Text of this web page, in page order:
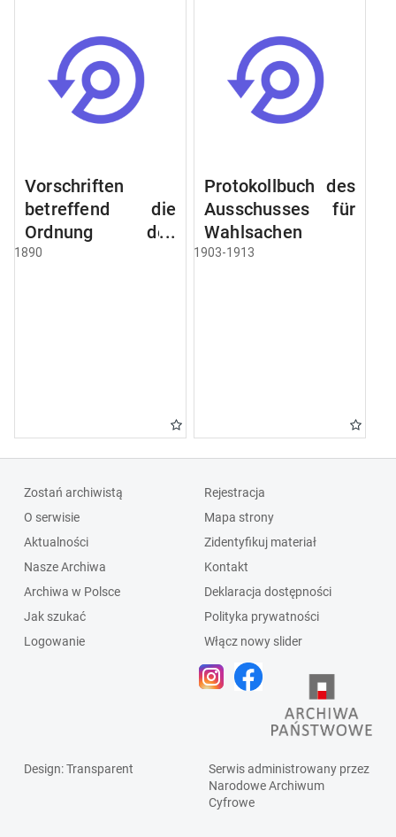
Vorschriften
betreffend die
Ordnung des
Geschäftsganges
1890
Protokollbuch des
Ausschusses für
Wahlsachen
1903-1913
Zostań archiwistą
O serwisie
Aktualności
Nasze Archiwa
Archiwa w Polsce
Jak szukać
Logowanie
Rejestracja
Mapa strony
Zidentyfikuj materiał
Kontakt
Deklaracja dostępności
Polityka prywatności
Włącz nowy slider
Design: Transparent
Serwis administrowany przez
Narodowe Archiwum
Cyfrowe